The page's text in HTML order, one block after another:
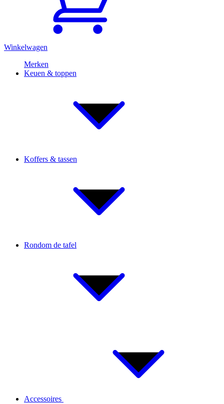
Winkelwagen
Merken
Keuen & toppen
Koffers & tassen
Rondom de tafel
Accessoires